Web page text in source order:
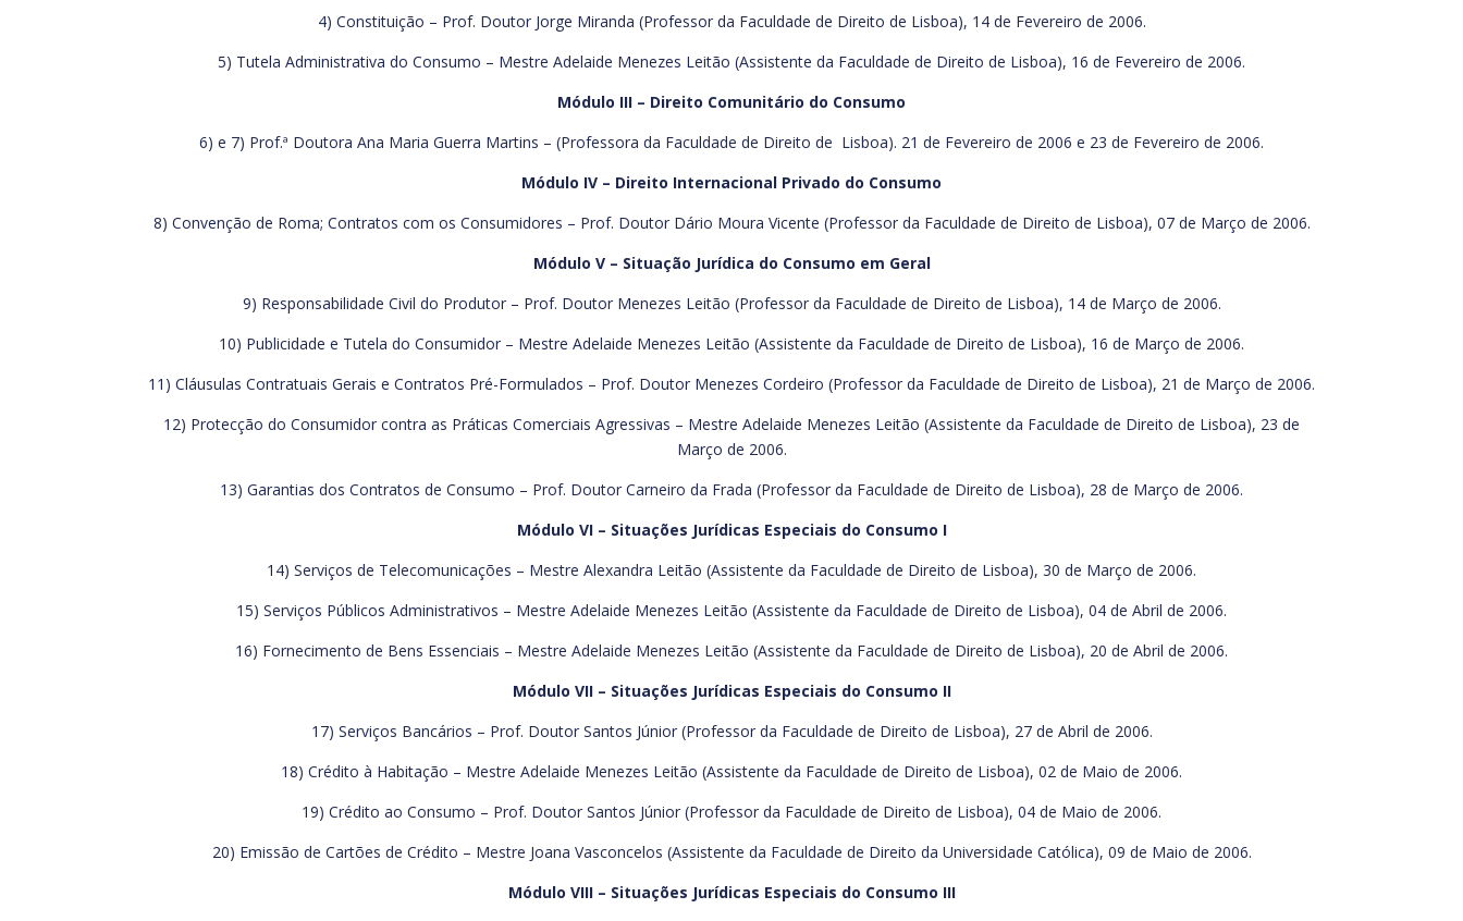
4) Constituição – Prof. Doutor Jorge Miranda (Professor da Faculdade de Direito de Lisboa), 14 de Fevereiro de 2006.
5) Tutela Administrativa do Consumo – Mestre Adelaide Menezes Leitão (Assistente da Faculdade de Direito de Lisboa), 16 de Fevereiro de 2006.
Módulo III – Direito Comunitário do Consumo
6) e 7) Prof.ª Doutora Ana Maria Guerra Martins – (Professora da Faculdade de Direito de Lisboa). 21 de Fevereiro de 2006 e 23 de Fevereiro de 2006.
Módulo IV – Direito Internacional Privado do Consumo
8) Convenção de Roma; Contratos com os Consumidores – Prof. Doutor Dário Moura Vicente (Professor da Faculdade de Direito de Lisboa), 07 de Março de 2006.
Módulo V – Situação Jurídica do Consumo em Geral
9) Responsabilidade Civil do Produtor – Prof. Doutor Menezes Leitão (Professor da Faculdade de Direito de Lisboa), 14 de Março de 2006.
10) Publicidade e Tutela do Consumidor – Mestre Adelaide Menezes Leitão (Assistente da Faculdade de Direito de Lisboa), 16 de Março de 2006.
11) Cláusulas Contratuais Gerais e Contratos Pré-Formulados – Prof. Doutor Menezes Cordeiro (Professor da Faculdade de Direito de Lisboa), 21 de Março de 2006.
12) Protecção do Consumidor contra as Práticas Comerciais Agressivas – Mestre Adelaide Menezes Leitão (Assistente da Faculdade de Direito de Lisboa), 23 de
Março de 2006.
13) Garantias dos Contratos de Consumo – Prof. Doutor Carneiro da Frada (Professor da Faculdade de Direito de Lisboa), 28 de Março de 2006.
Módulo VI – Situações Jurídicas Especiais do Consumo I
14) Serviços de Telecomunicações – Mestre Alexandra Leitão (Assistente da Faculdade de Direito de Lisboa), 30 de Março de 2006.
15) Serviços Públicos Administrativos – Mestre Adelaide Menezes Leitão (Assistente da Faculdade de Direito de Lisboa), 04 de Abril de 2006.
16) Fornecimento de Bens Essenciais – Mestre Adelaide Menezes Leitão (Assistente da Faculdade de Direito de Lisboa), 20 de Abril de 2006.
Módulo VII – Situações Jurídicas Especiais do Consumo II
17) Serviços Bancários – Prof. Doutor Santos Júnior (Professor da Faculdade de Direito de Lisboa), 27 de Abril de 2006.
18) Crédito à Habitação – Mestre Adelaide Menezes Leitão (Assistente da Faculdade de Direito de Lisboa), 02 de Maio de 2006.
19) Crédito ao Consumo – Prof. Doutor Santos Júnior (Professor da Faculdade de Direito de Lisboa), 04 de Maio de 2006.
20) Emissão de Cartões de Crédito – Mestre Joana Vasconcelos (Assistente da Faculdade de Direito da Universidade Católica), 09 de Maio de 2006.
Módulo VIII – Situações Jurídicas Especiais do Consumo III